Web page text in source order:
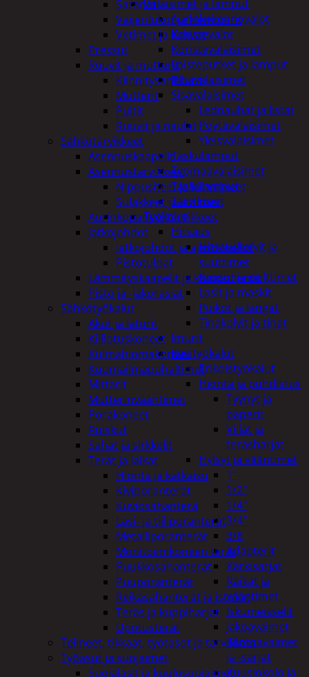
Valaisimet ja lamput
Aurinkokennovalot
Koristevalot
Koristevalaisimet
Loisteputket ja lamput
Pihavalaisimet
Sisävalaisimet
Lednauhat ja listat
Pöytävalaisimet
Yleisvalaisimet
Taskulamput
Työmaavalaisimet
Taskulamput
Tarvikkeet
Työkalut
Hitsaus
Hitsauskolvit ja
suuttimet
Kaasut ja polttimet
Lasit ja maskit
Puikot ja langat
Tinakolvit ja tinat
Imurit
Käsityökalut
Erikoistyökalut
Hionta ja puhdistus
Tyynyt ja
paperit
Viilat ja
teräsharjat
Hylsyt ja vääntimet
1"
1/2"
1/4"
3/4"
3/8
Adapterit
Kärkisarjat
Räikät ja
vääntimet
Iskumeisselit
Jakoavaimet
Kiintoavaimet
ja -sarjat
Kuusiokolo ja
Saranat
Vaijerilukot ja klemmarit
Vetimet ja kahvat
Pressut
Ruuvit ja mutterit
Kiinnitysankkurit
Mutterit
Pultit
Ruuvit ja naulat
Sähkötarvikkeet
Asennuskaapelit
Asennustarvikkeet
Nippusiteet ja kiinnikkeet
Sulakkeet ja liittimet
Aurinkopaneelitarvikkeet
Jatkojohdot
Jatkojohdot ja ajastinkellot
Pistotulpat
Lämmityskaapelit ja komponentit
Pisto ja -jakorasiat
Sähkötyökalut
Akut ja laturit
Kiillotuskoneet
Kulmahiomakoneet
Kuumailmapuhaltimet
Mittarit
Mutterinvääntimet
Porakoneet
Ruiskut
Sahat ja sirkkelit
Terät ja laikat
Hionta ja katkaisu
Kiviporanterät
Kuviosahanterä
Lasi- ja tiiliporanterät
Metalliporanterät
Monitoimikoneen terät
Puukkosahanterät
Puuporanterät
Reikäsahanterät ja istukat
Teräs ja kuppiharjat
Upotusterät
Telineet, tikkaat, työtasot ja tarvikkeet
Työasut ja suojaimet
Suojalasit ja kuulosuojaimet